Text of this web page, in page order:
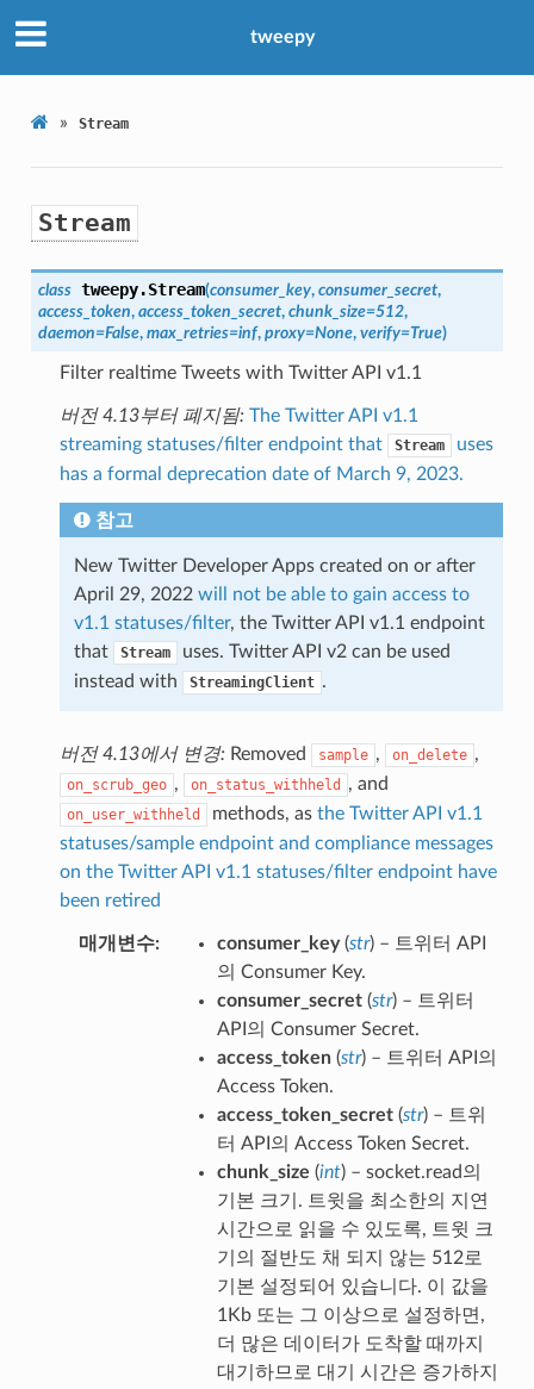
tweepy
» Stream
Stream
class tweepy.Stream(consumer_key, consumer_secret,
access_token, access_token_secret, chunk_size=512,
daemon=False, max_retries=inf, proxy=None, verify=True)
Filter realtime Tweets with Twitter API v1.1
버전 4.13부터 폐지됨: The Twitter API v1.1
streaming statuses/filter endpoint that
Stream
uses
has a formal deprecation date of March 9, 2023.
참고
New Twitter Developer Apps created on or after
April 29, 2022 will not be able to gain access to
v1.1 statuses/filter, the Twitter API v1.1 endpoint
that
Stream
uses. Twitter API v2 can be used
instead with
StreamingClient .
버전 4.13에서 변경: Removed sample , on_delete ,
on_scrub_geo , on_status_withheld , and
on_user_withheld methods, as the Twitter API v1.1
statuses/sample endpoint and compliance messages
on the Twitter API v1.1 statuses/filter endpoint have
been retired
매개변수 consumer_key(str) – 트위터 API
의 Consumer Key.
consumer_secret(str) – 트위터
API의 Consumer Secret.
access_token(str) – 트위터 API의
Access Token.
access_token_secret(str) – 트위
터 API의 Access Token Secret.
chunk_size (int) – socket.read의
기본 크기. 트윗을 최소한의 지연
시간으로 읽을 수 있도록, 트윗 크
기의 절반도 채 되지 않는 512로
기본 설정되어 있습니다. 이 값을
1Kb 또는 그 이상으로 설정하면,
더 많은 데이터가 도착할 때까지
대기하므로 대기 시간은 증가하지